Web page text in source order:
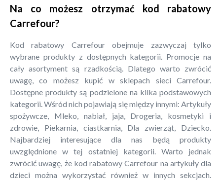
Na co możesz otrzymać kod rabatowy
Carrefour?
Kod rabatowy Carrefour obejmuje zazwyczaj tylko
wybrane produkty z dostępnych kategorii. Promocje na
cały asortyment są rzadkością. Dlatego warto zwrócić
uwagę, co możesz kupić w sklepach sieci Carrefour.
Dostępne produkty są podzielone na kilka podstawowych
kategorii. Wśród nich pojawiają się między innymi: Artykuły
spożywcze, Mleko, nabiał, jaja, Drogeria, kosmetyki i
zdrowie, Piekarnia, ciastkarnia, Dla zwierząt, Dziecko.
Najbardziej interesujące dla nas będą produkty
uwzględnione w tej ostatniej kategorii. Warto jednak
zwrócić uwagę, że kod rabatowy Carrefour na artykuły dla
dzieci można wykorzystać również w innych sekcjach.